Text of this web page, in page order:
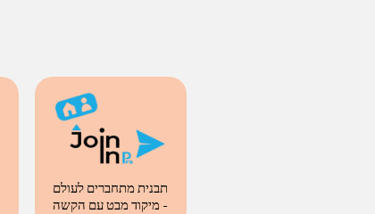
תבנית מתחברים לעולם
- מיקוד מבט עם הקשה